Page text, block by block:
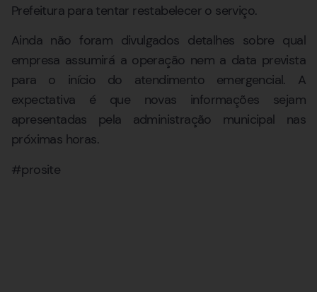
Prefeitura para tentar restabelecer o serviço.
Ainda não foram divulgados detalhes sobre qual
empresa assumirá a operação nem a data prevista
para o início do atendimento emergencial. A
expectativa é que novas informações sejam
apresentadas pela administração municipal nas
próximas horas.
#prosite